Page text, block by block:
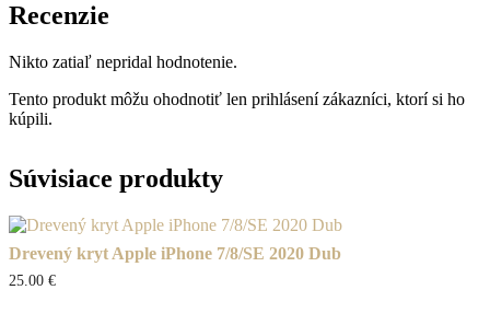
Recenzie
Nikto zatiaľ nepridal hodnotenie.
Tento produkt môžu ohodnotiť len prihlásení zákazníci, ktorí si ho
kúpili.
Súvisiace produkty
Drevený kryt Apple iPhone 7/8/SE 2020 Dub
25.00 €